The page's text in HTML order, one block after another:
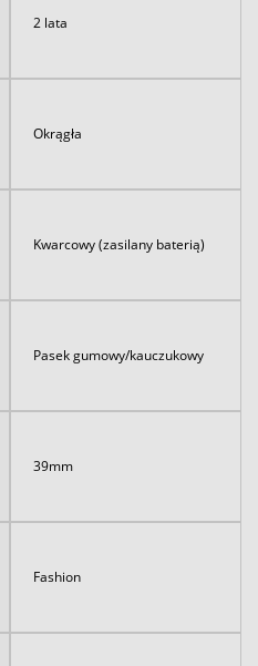
2 lata
Okrągła
Kwarcowy (zasilany baterią)
Pasek gumowy/kauczukowy
39mm
Fashion